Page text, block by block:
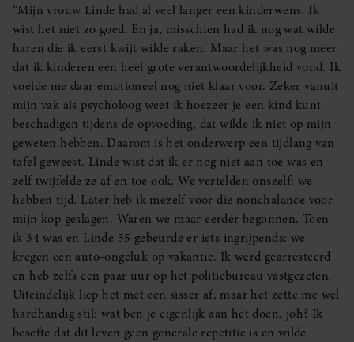
“Mijn vrouw Linde had al veel langer een kinderwens. Ik
wist het niet zo goed. En ja, misschien had ik nog wat wilde
haren die ik eerst kwijt wilde raken. Maar het was nog meer
dat ik kinderen een heel grote verantwoordelijkheid vond. Ik
voelde me daar emotioneel nog niet klaar voor. Zeker vanuit
mijn vak als psycholoog weet ik hoezeer je een kind kunt
beschadigen tijdens de opvoeding, dat wilde ik niet op mijn
geweten hebben. Daarom is het onderwerp een tijdlang van
tafel geweest. Linde wist dat ik er nog niet aan toe was en
zelf twijfelde ze af en toe ook. We vertelden onszelf: we
hebben tijd. Later heb ik mezelf voor die nonchalance voor
mijn kop geslagen. Waren we maar eerder begonnen. Toen
ik 34 was en Linde 35 gebeurde er iets ingrijpends: we
kregen een auto-ongeluk op vakantie. Ik werd gearresteerd
en heb zelfs een paar uur op het politiebureau vastgezeten.
Uiteindelijk liep het met een sisser af, maar het zette me wel
hardhandig stil: wat ben je eigenlijk aan het doen, joh? Ik
besefte dat dit leven geen generale repetitie is en wilde